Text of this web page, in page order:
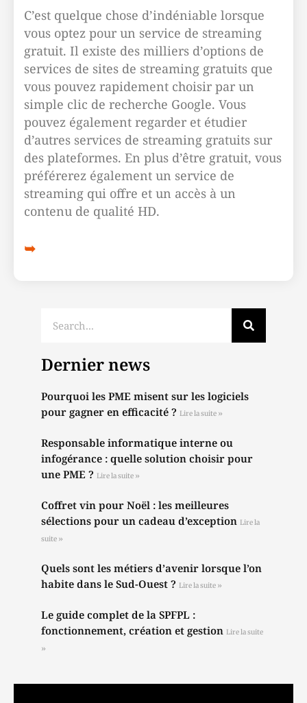
C’est quelque chose d’indéniable lorsque
vous optez pour un service de streaming
gratuit. Il existe des milliers d’options de
services de sites de streaming gratuits que
vous pouvez rapidement choisir par un
simple clic de recherche Google. Vous
pouvez également regarder et étudier
d’autres services de streaming gratuits sur
des plateformes. En plus d’être gratuit, vous
préférerez également un service de
streaming qui offre et un accès à un
contenu de qualité HD.
Dernier news
Pourquoi les PME misent sur les logiciels
pour gagner en efficacité ? Lire la suite »
Responsable informatique interne ou
infogérance : quelle solution choisir pour
une PME ? Lire la suite »
Coffret vin pour Noël : les meilleures
sélections pour un cadeau d’exception Lire la
suite »
Quels sont les métiers d’avenir lorsque l’on
habite dans le Sud-Ouest ? Lire la suite »
Le guide complet de la SPFPL :
fonctionnement, création et gestion Lire la suite
»